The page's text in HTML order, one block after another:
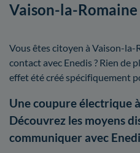
Vaison-la-Romaine
Vous êtes citoyen à Vaison-
contact avec Enedis ? Rien de
effet été créé spécifiquement
Une coupure électrique
Découvrez les moyens
communiquer avec